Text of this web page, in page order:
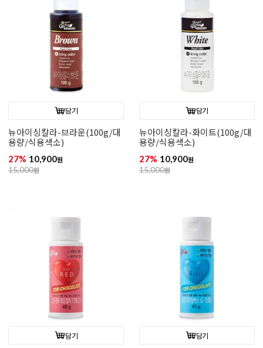
담기
뉴아이싱칼라-브라운(100g/대
용량/식용색소)
27% 10,900원
15,000원
담기
뉴아이싱칼라-화이트(100g/대
용량/식용색소)
27% 10,900원
15,000원
담기 담기